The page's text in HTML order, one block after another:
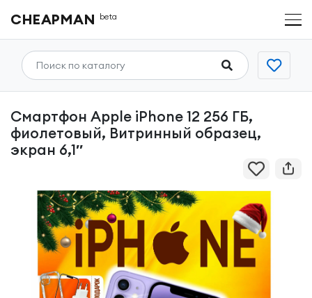
CHEAPMAN beta
Смартфон Apple iPhone 12 256 ГБ,
фиолетовый, Витринный образец,
экран 6,1″